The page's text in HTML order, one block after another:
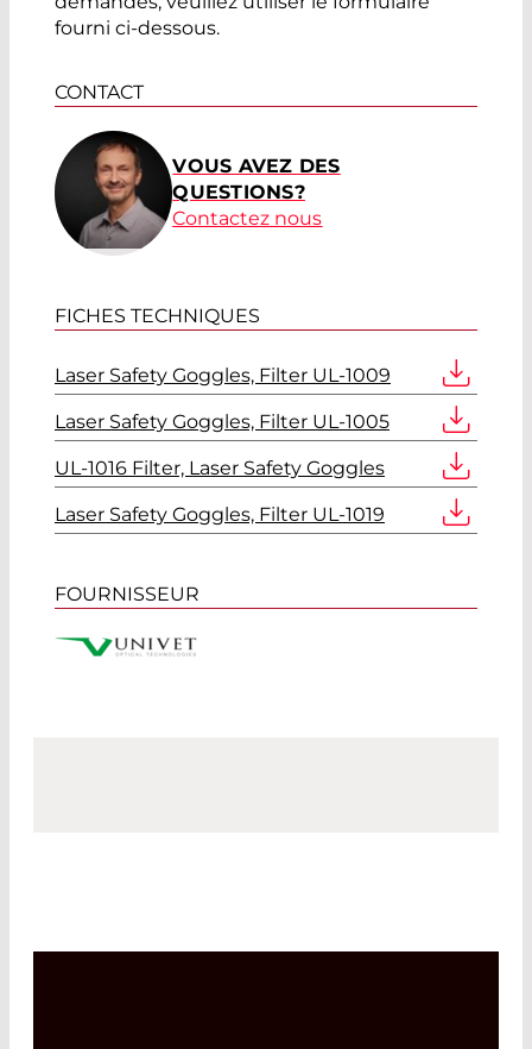
fourni ci-dessous.
CONTACT
VOUS AVEZ DES
QUESTIONS?
Contactez nous
FICHES TECHNIQUES
Laser Safety Goggles, Filter UL-1009
Laser Safety Goggles, Filter UL-1005
UL-1016 Filter, Laser Safety Goggles
Laser Safety Goggles, Filter UL-1019
FOURNISSEUR